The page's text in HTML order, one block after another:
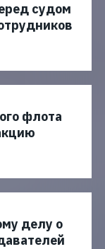
судом
флота
делу о